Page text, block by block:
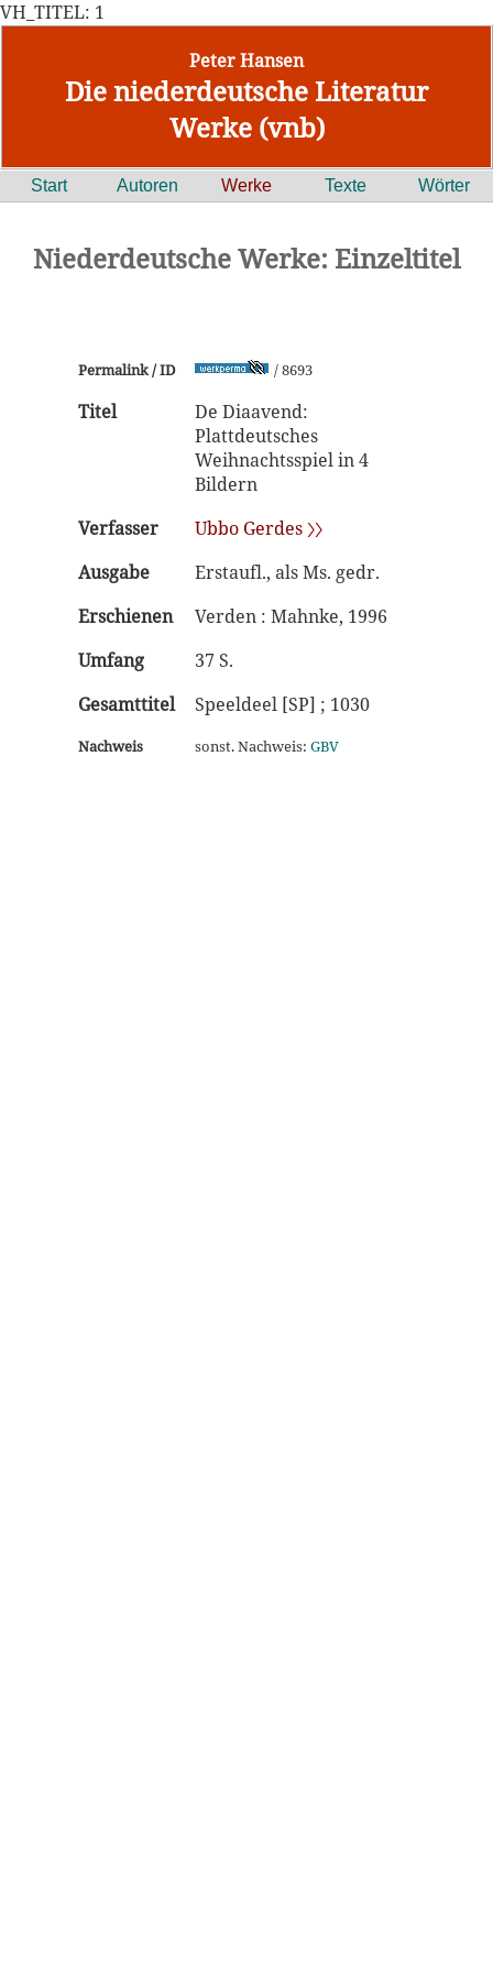
VH_TITEL: 1
Peter Hansen
Die niederdeutsche Literatur
Werke (vnb)
Start Autoren Werke Texte Wörter
Niederdeutsche Werke: Einzeltitel
Permalink / ID / 8693
Titel
De Diaavend:
Plattdeutsches
Weihnachtsspiel in 4
Bildern
Verfasser
Ubbo Gerdes 〉〉
Ausgabe
Erstaufl., als Ms. gedr.
Erschienen
Verden : Mahnke, 1996
Umfang
37 S.
Gesamttitel
Speeldeel [SP] ; 1030
Nachweis sonst. Nachweis: GBV